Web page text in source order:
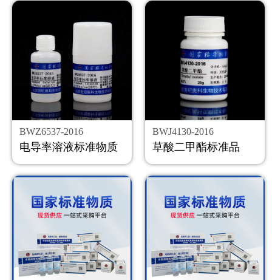
BWZ6537-2016
电导率溶液标准物质
BWJ4130-2016
草酸二甲酯标准品
公司主页
购物车
会员中心
联系我们
返回主页